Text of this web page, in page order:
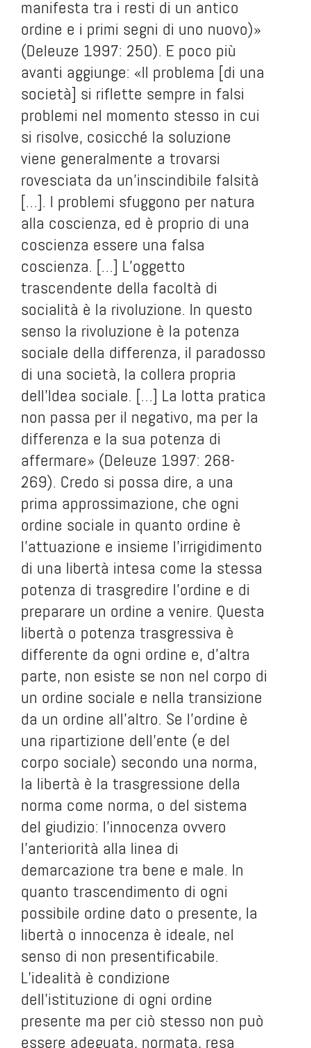
manifesta tra i resti di un antico
ordine e i primi segni di uno nuovo)»
(Deleuze 1997: 250). E poco più
avanti aggiunge: «Il problema [di una
società] si riflette sempre in falsi
problemi nel momento stesso in cui
si risolve, cosicché la soluzione
viene generalmente a trovarsi
rovesciata da un’inscindibile falsità
[…]. I problemi sfuggono per natura
alla coscienza, ed è proprio di una
coscienza essere una falsa
coscienza. […] L’oggetto
trascendente della facoltà di
socialità è la rivoluzione. In questo
senso la rivoluzione è la potenza
sociale della differenza, il paradosso
di una società, la collera propria
dell’Idea sociale. […] La lotta pratica
non passa per il negativo, ma per la
differenza e la sua potenza di
affermare» (Deleuze 1997: 268-
269). Credo si possa dire, a una
prima approssimazione, che ogni
ordine sociale in quanto ordine è
l’attuazione e insieme l’irrigidimento
di una libertà intesa come la stessa
potenza di trasgredire l’ordine e di
preparare un ordine a venire. Questa
libertà o potenza trasgressiva è
differente da ogni ordine e, d’altra
parte, non esiste se non nel corpo di
un ordine sociale e nella transizione
da un ordine all’altro. Se l’ordine è
una ripartizione dell’ente (e del
corpo sociale) secondo una norma,
la libertà è la trasgressione della
norma come norma, o del sistema
del giudizio: l’innocenza ovvero
l’anteriorità alla linea di
demarcazione tra bene e male. In
quanto trascendimento di ogni
possibile ordine dato o presente, la
libertà o innocenza è ideale, nel
senso di non presentificabile.
L’idealità è condizione
dell’istituzione di ogni ordine
presente ma per ciò stesso non può
essere adeguata, normata, resa